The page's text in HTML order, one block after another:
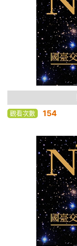
觀看次數 154